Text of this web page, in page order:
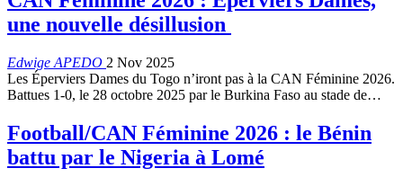
une nouvelle désillusion
Edwige APEDO 2 Nov 2025
Les Éperviers Dames du Togo n’iront pas à la CAN Féminine 2026.
Battues 1-0, le 28 octobre 2025 par le Burkina Faso au stade de…
Football/CAN Féminine 2026 : le Bénin
battu par le Nigeria à Lomé